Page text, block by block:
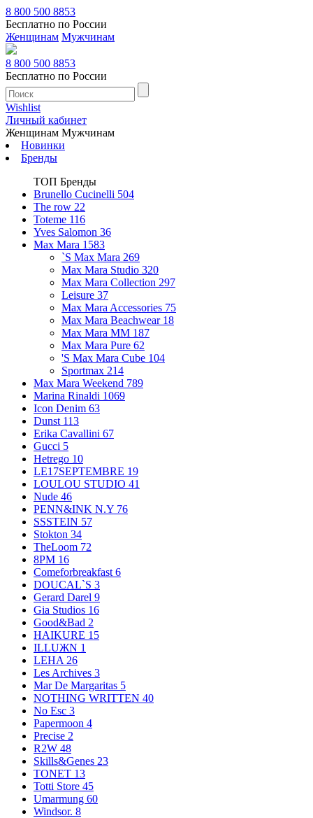
8 800 500 8853
Бесплатно по России
Женщинам Мужчинам
8 800 500 8853
Бесплатно по России
Wishlist
Личный кабинет
Женщинам Мужчинам
Новинки
Бренды
ТОП Бренды
Brunello Cucinelli 504
The row 22
Toteme 116
Yves Salomon 36
Max Mara 1583
`S Max Mara 269
Max Mara Studio 320
Max Mara Collection 297
Leisure 37
Max Mara Accessories 75
Max Mara Beachwear 18
Max Mara MM 187
Max Mara Pure 62
'S Max Mara Cube 104
Sportmax 214
Max Mara Weekend 789
Marina Rinaldi 1069
Icon Denim 63
Dunst 113
Erika Cavallini 67
Gucci 5
Hetrego 10
LE17SEPTEMBRE 19
LOULOU STUDIO 41
Nude 46
PENN&INK N.Y 76
SSSTEIN 57
Stokton 34
TheLoom 72
8PM 16
Comeforbreakfast 6
DOUCAL`S 3
Gerard Darel 9
Gia Studios 16
Good&Bad 2
HAIKURE 15
ILLUЖN 1
LEHA 26
Les Archives 3
Mar De Margaritas 5
NOTHING WRITTEN 40
No Esc 3
Papermoon 4
Precise 2
R2W 48
Skills&Genes 23
TONET 13
Totti Store 45
Umarmung 60
Windsor. 8